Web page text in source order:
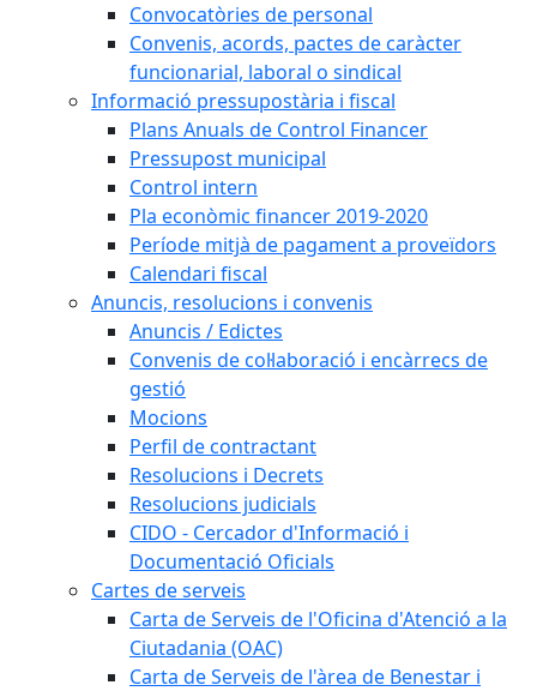
Convocatòries de personal
Convenis, acords, pactes de caràcter
funcionarial, laboral o sindical
Informació pressupostària i fiscal
Plans Anuals de Control Financer
Pressupost municipal
Control intern
Pla econòmic financer 2019-2020
Període mitjà de pagament a proveïdors
Calendari fiscal
Anuncis, resolucions i convenis
Anuncis / Edictes
Convenis de col·laboració i encàrrecs de
gestió
Mocions
Perfil de contractant
Resolucions i Decrets
Resolucions judicials
CIDO - Cercador d'Informació i
Documentació Oficials
Cartes de serveis
Carta de Serveis de l'Oficina d'Atenció a la
Ciutadania (OAC)
Carta de Serveis de l'àrea de Benestar i